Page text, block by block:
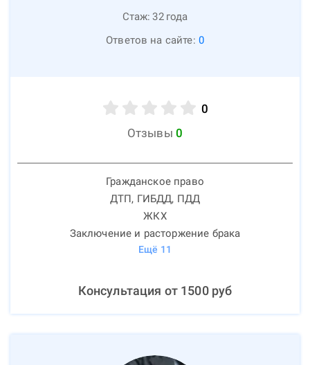
Стаж: 32 года
Ответов на сайте: 0
0
Отзывы 0
Гражданское право
ДТП, ГИБДД, ПДД
ЖКХ
Заключение и расторжение брака
Ещё 11
Консультация от 1500руб